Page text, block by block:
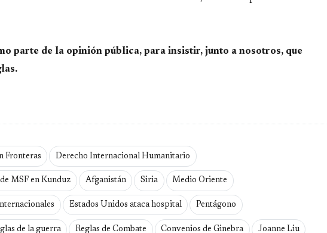
parte de la opinión pública, para insistir, junto a nosotros, que
Fronteras Derecho Internacional Humanitario
MSF en Kunduz Afganistán Siria Medio Oriente
Estados Unidos ataca hospital Pentágono
de la guerra Reglas de Combate Convenios de Ginebra Joanne Liu